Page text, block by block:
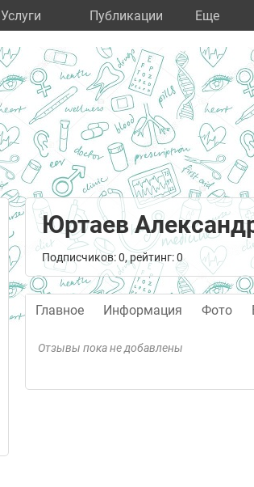
Услуги Публикации Eще
Юртаев
Подписчиков: 0, рейтинг: 0
Главное Информация Фото
Отзывы пока не добавлены